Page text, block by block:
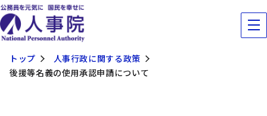
トップ
人事行政に関する政策
後援等名義の使用承認申請について